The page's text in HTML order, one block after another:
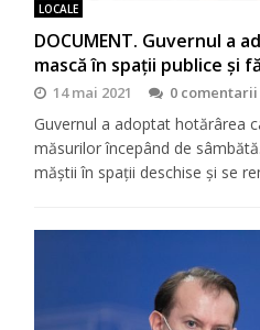
LOCALE
DOCUMENT. Guvernul a
mască în spații publice și
14 mai 2021 0 comentarii
Guvernul a adoptat hotărârea
măsurilor începând de
măştii în spaţii deschise şi se